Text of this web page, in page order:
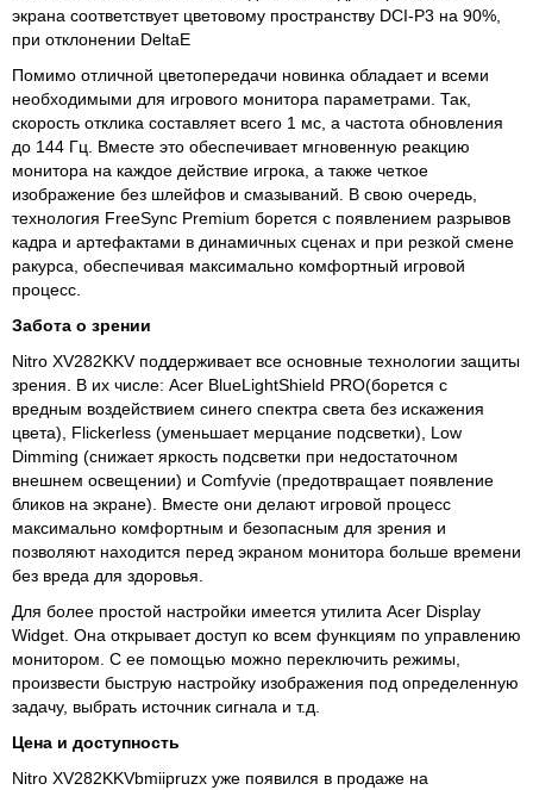
экрана соответствует цветовому пространству DCI‑P3 на 90%,
при отклонении DeltaE
Помимо отличной цветопередачи новинка обладает и всеми
необходимыми для игрового монитора параметрами. Так,
скорость отклика составляет всего 1 мс, а частота обновления
до 144 Гц. Вместе это обеспечивает мгновенную реакцию
монитора на каждое действие игрока, а также четкое
изображение без шлейфов и смазываний. В свою очередь,
технология FreeSync Premium борется с появлением разрывов
кадра и артефактами в динамичных сценах и при резкой смене
ракурса, обеспечивая максимально комфортный игровой
процесс.
Забота о зрении
Nitro XV282KKV поддерживает все основные технологии защиты
зрения. В их числе: Acer BlueLightShield PRO(борется с
вредным воздействием синего спектра света без искажения
цвета), Flickerless (уменьшает мерцание подсветки), Low
Dimming (снижает яркость подсветки при недостаточном
внешнем освещении) и Comfyvie (предотвращает появление
бликов на экране). Вместе они делают игровой процесс
максимально комфортным и безопасным для зрения и
позволяют находится перед экраном монитора больше времени
без вреда для здоровья.
Для более простой настройки имеется утилита Acer Display
Widget. Она открывает доступ ко всем функциям по управлению
монитором. С ее помощью можно переключить режимы,
произвести быструю настройку изображения под определенную
задачу, выбрать источник сигнала и т.д.
Цена и доступность
Nitro XV282KKVbmiipruzx уже появился в продаже на